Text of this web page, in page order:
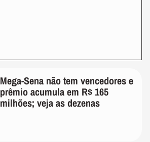
Mega-Sena não tem vencedores e
prêmio acumula em R$ 165
milhões; veja as dezenas